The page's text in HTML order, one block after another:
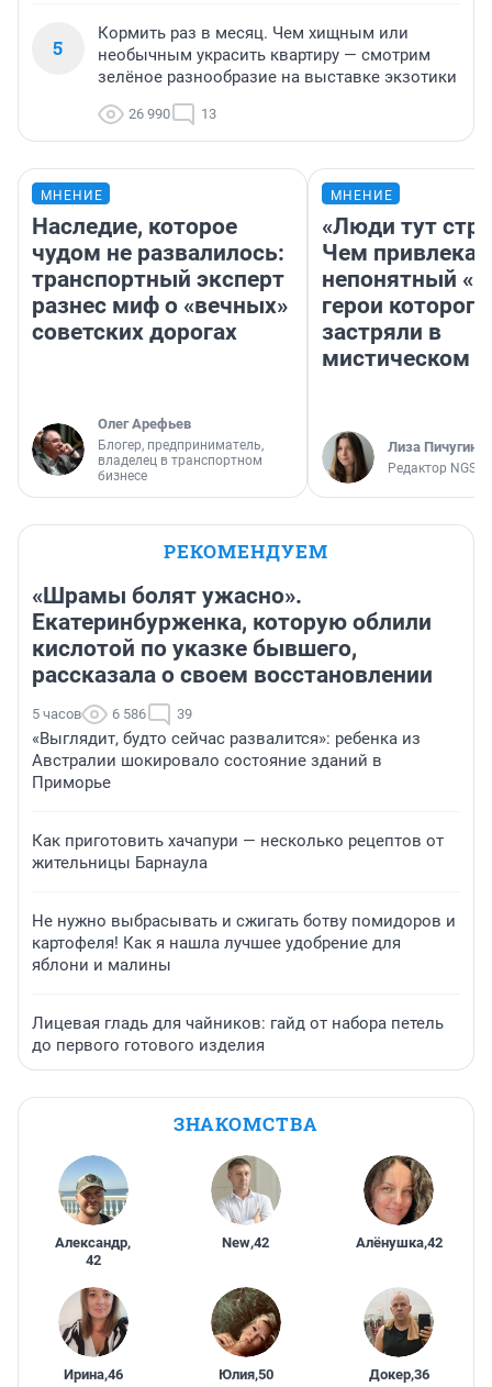
5
Кормить раз в месяц. Чем хищным или
необычным украсить квартиру — смотрим
зелёное разнообразие на выставке экзотики
26 990 13
МНЕНИЕ
Наследие, которое
чудом не развалилось:
транспортный эксперт
разнес миф о «вечных»
советских дорогах
Олег Арефьев
Блогер, предприниматель,
владелец в транспортном
бизнесе
МНЕНИЕ
«Люди тут
Чем
непонятный
герои которого
застряли в
мистическом
Лиза Пичугина
Редактор
РЕКОМЕНДУЕМ
«Шрамы болят ужасно».
Екатеринбурженка, которую облили
кислотой по указке бывшего,
рассказала о своем восстановлении
5 часов 6 586 39
«Выглядит, будто сейчас развалится»: ребенка из
Австралии шокировало состояние зданий в
Приморье
Как приготовить хачапури — несколько рецептов от
жительницы Барнаула
Не нужно выбрасывать и сжигать ботву помидоров и
картофеля! Как я нашла лучшее удобрение для
яблони и малины
Лицевая гладь для чайников: гайд от набора петель
до первого готового изделия
ЗНАКОМСТВА
Александр,
42
New,42 Алёнушка,42
Ирина,46 Юлия,50 Докер,36